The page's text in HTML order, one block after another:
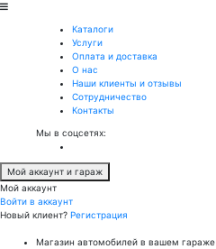
Каталоги
Услуги
Оплата и доставка
О нас
Наши клиенты и отзывы
Сотрудничество
Контакты
Мы в соцсетях:
Мой аккаунт и гараж
Мой аккаунт
Войти в аккаунт
Новый клиент? Регистрация
Магазин автомобилей в вашем гараже